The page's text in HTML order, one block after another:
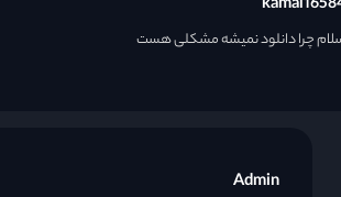
چرا دانلود نمیشه مشکلی هست
Admin